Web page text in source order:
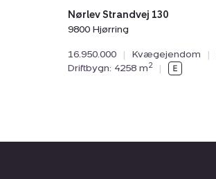
Nørlev Strandvej 130
9800 Hjørring
16.950.000 | Kvægejendom |
Driftbygn: 4258 m2 |